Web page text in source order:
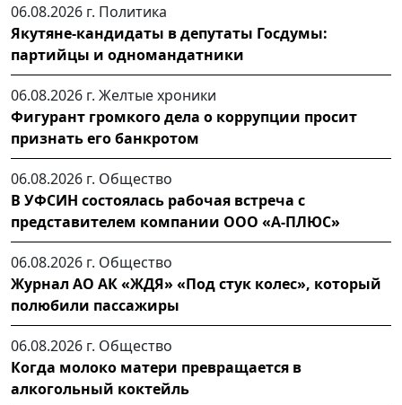
06.08.2026 г. Политика
Якутяне-кандидаты в депутаты Госдумы:
партийцы и одномандатники
06.08.2026 г. Желтые хроники
Фигурант громкого дела о коррупции просит
признать его банкротом
06.08.2026 г. Общество
В УФСИН состоялась рабочая встреча с
представителем компании ООО «А-ПЛЮС»
06.08.2026 г. Общество
Журнал АО АК «ЖДЯ» «Под стук колес», который
полюбили пассажиры
06.08.2026 г. Общество
Когда молоко матери превращается в
алкогольный коктейль